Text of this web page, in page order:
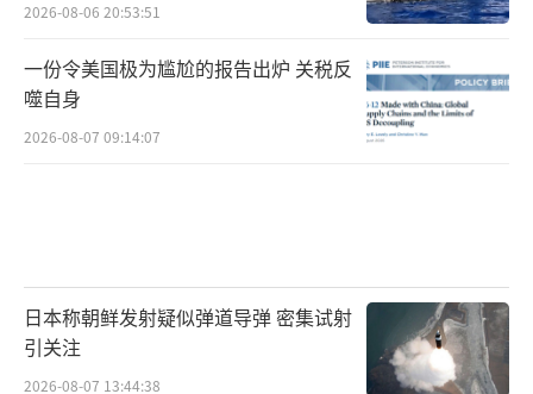
2026-08-06 20:53:51
一份令美国极为尴尬的报告出炉 关税反
噬自身
2026-08-07 09:14:07
日本称朝鲜发射疑似弹道导弹 密集试射
引关注
2026-08-07 13:44:38